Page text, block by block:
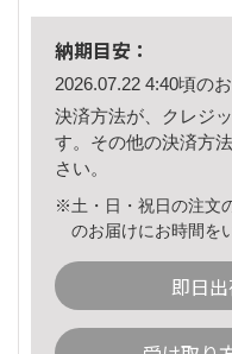
納期目安：
2026.07.22 4:40頃の
決済方法が、クレジ
す。その他の決済方
さい。
※土・日・祝日の注文
のお届けにお時間を
即日